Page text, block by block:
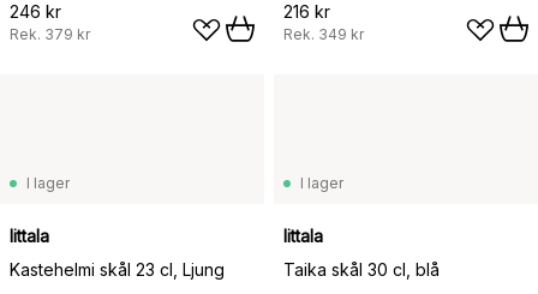
246 kr
Rek. 379 kr
216 kr
Rek. 349 kr
I lager
Iittala
Kastehelmi skål 23 cl, Ljung
I lager
Iittala
Taika skål 30 cl, blå